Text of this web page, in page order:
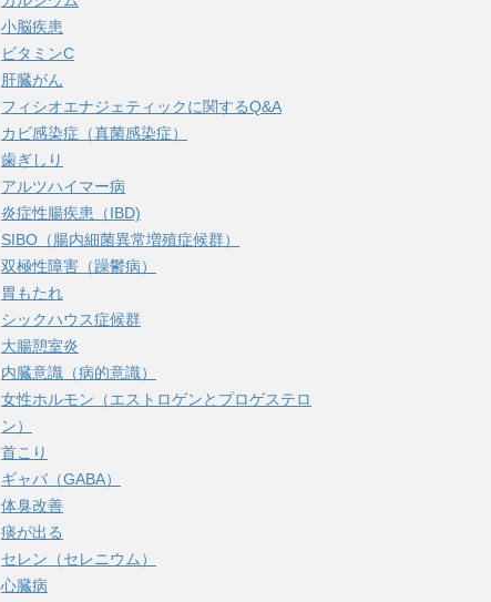
小脳疾患
ビタミンC
肝臓がん
フィシオエナジェティックに関するQ&A
カビ感染症（真菌感染症）
歯ぎしり
アルツハイマー病
炎症性腸疾患（IBD)
SIBO（腸内細菌異常増殖症候群）
双極性障害（躁鬱病）
胃もたれ
シックハウス症候群
大腸憩室炎
内臓意識（病的意識）
女性ホルモン（エストロゲンとプロゲステロ
ン）
首こり
ギャバ（GABA）
体臭改善
痰が出る
セレン（セレニウム）
心臓病